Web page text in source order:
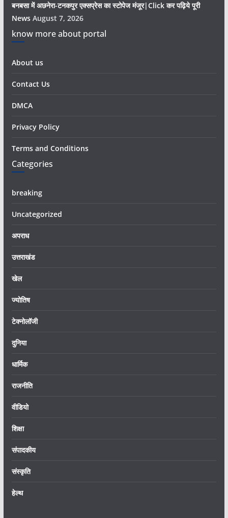
बनबसा में अछनेरा-टनकपुर एक्सप्रेस का स्टोपेज मंजूर|Click कर पढ़िये पूरी
News August 7, 2026
know more about portal
About us
Contact Us
DMCA
Privacy Policy
Terms and Conditions
Categories
breaking
Uncategorized
अपराध
उत्तराखंड
खेल
ज्योतिष
टेक्नोलॉजी
दुनिया
धार्मिक
राजनीति
वीडियो
शिक्षा
संपादकीय
संस्कृति
हेल्थ